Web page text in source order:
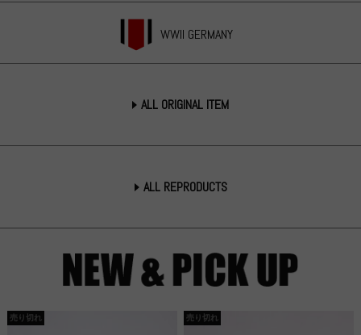
WWII GERMANY
ALL ORIGINAL ITEM
ALL REPRODUCTS
売り切れ 売り切れ